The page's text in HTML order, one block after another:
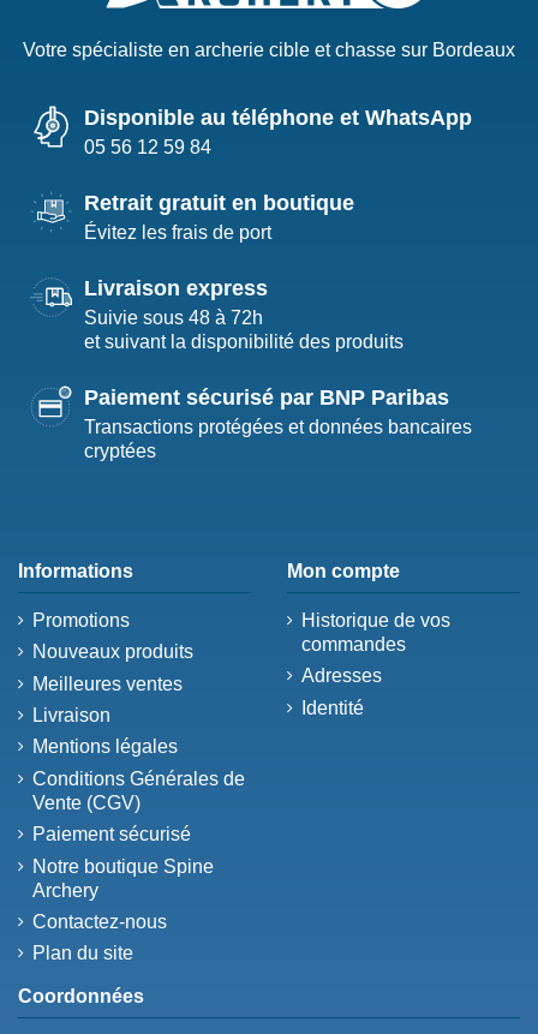
Votre spécialiste en archerie cible et chasse sur Bordeaux
Disponible au téléphone et WhatsApp
05 56 12 59 84
Retrait gratuit en boutique
Évitez les frais de port
Livraison express
Suivie sous 48 à 72h
et suivant la disponibilité des produits
Paiement sécurisé par BNP Paribas
Transactions protégées et données bancaires
cryptées
Informations
Promotions
Nouveaux produits
Meilleures ventes
Livraison
Mentions légales
Conditions Générales de
Vente (CGV)
Paiement sécurisé
Notre boutique Spine
Archery
Contactez-nous
Plan du site
Mon compte
Historique de vos
commandes
Adresses
Identité
Coordonnées